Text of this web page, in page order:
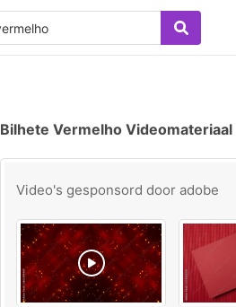
Bilhete Vermelho Videomateriaal
Video's gesponsord door adobe